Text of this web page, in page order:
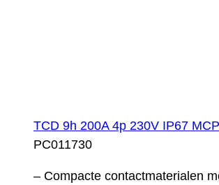
TCD 9h 200A 4p 230V IP67 MCP
PC011730
– Compacte contactmaterialen